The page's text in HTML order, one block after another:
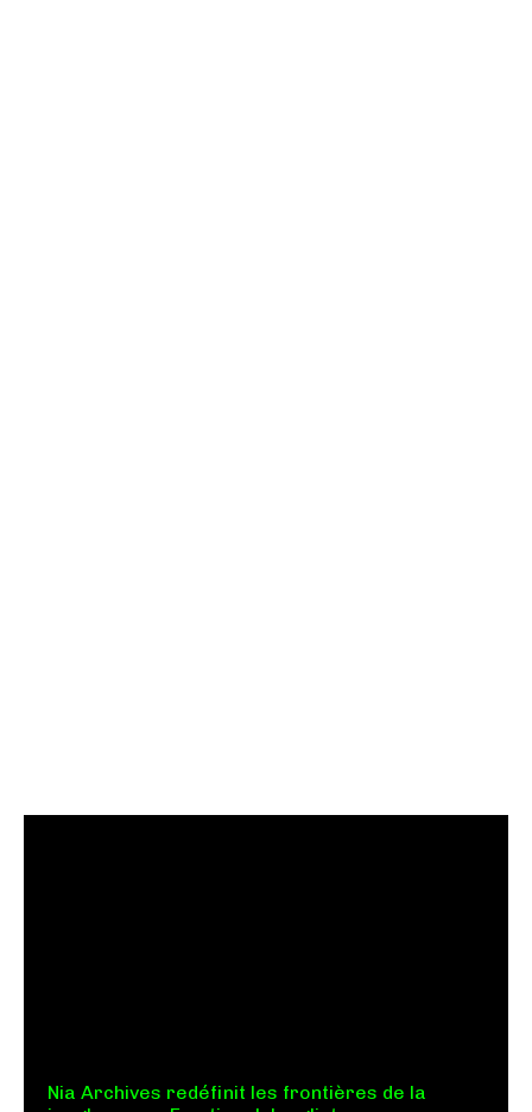
Nia Archives redéfinit les frontières de la